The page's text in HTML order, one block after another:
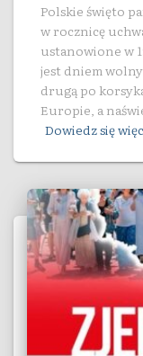
Polskie święto
w rocznicę
ustanowione w
jest dniem
drugą po
Europie, a
Dowiedz się